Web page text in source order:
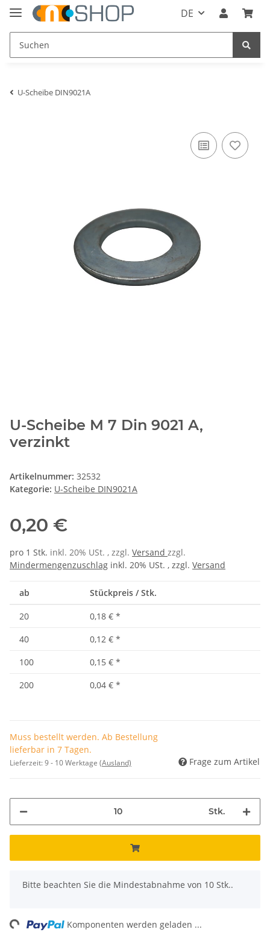
DE
U-Scheibe DIN9021A
U-Scheibe M 7 Din 9021 A,
verzinkt
Artikelnummer: 32532
Kategorie: U-Scheibe DIN9021A
0,20 €
pro 1 Stk. inkl. 20% USt. , zzgl. Versand zzgl.
Mindermengenzuschlag inkl. 20% USt. , zzgl. Versand
ab Stückpreis / Stk.
20 0,18 € *
40
0,12 € *
100
0,15 € *
200
0,04 € *
Muss bestellt werden. Ab Bestellung
lieferbar in 7 Tagen.
Lieferzeit:9 - 10 Werktage (Ausland) Frage zum Artikel
Stk.
x
Bitte beachten Sie die Mindestabnahme von 10 Stk..
Komponenten werden geladen ...